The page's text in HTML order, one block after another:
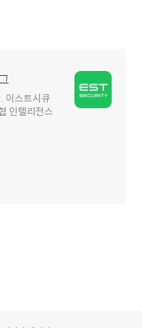
이스트시큐
인텔리전스